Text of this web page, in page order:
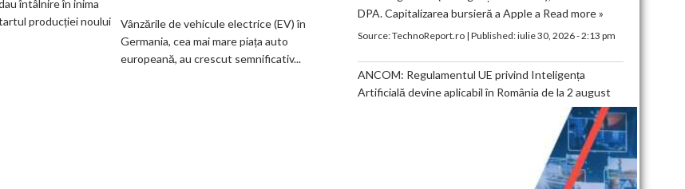
fabrică
întâlnire în inima
producției noului
EV
din
Germania
Vânzările de vehicule electrice (EV) în
Germania, cea mai mare piața auto
europeană, au crescut semnificativ...
DPA. Capitalizarea bursieră a Apple a Read more »
Source:TechnoReport.ro| Published:iulie 30, 2026 - 2:13 pm
ANCOM: Regulamentul UE privind Inteligența
Artificială devine aplicabil în România de la 2 august